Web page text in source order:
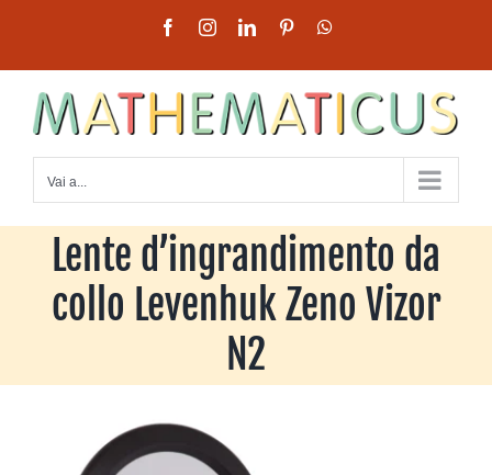
contenuto
FacebookInstagramLinkedInPinterest
Vai a...
Lente d’ingrandimento da
collo Levenhuk Zeno Vizor
N2